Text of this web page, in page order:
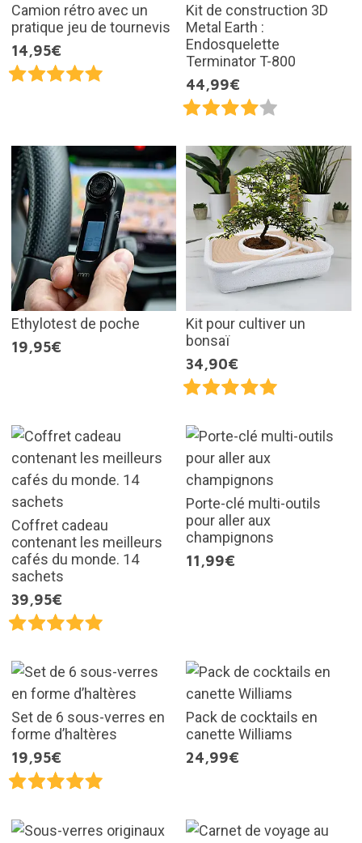
Camion rétro avec un
pratique jeu de tournevis
14,95€
Kit de construction 3D
Metal Earth :
Endosquelette
Terminator T-800
44,99€
Ethylotest de poche
19,95€
Kit pour cultiver un
bonsaï
34,90€
Coffret cadeau
contenant les meilleurs
cafés du monde. 14
sachets
39,95€
Porte-clé multi-outils
pour aller aux
champignons
11,99€
Set de 6 sous-verres en
forme d’haltères
19,95€
Pack de cocktails en
canette Williams
24,99€